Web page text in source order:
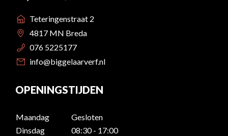
Teteringenstraat 2
4817 MN Breda
076 5225177
info@biggelaarverf.nl
OPENINGSTIJDEN
Maandag
Gesloten
Dinsdag
08:30 - 17:00